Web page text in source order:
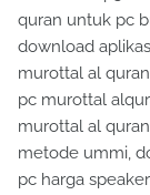
quran untuk pc
download
murottal al
pc murottal
murottal al
metode ummi,
pc harga